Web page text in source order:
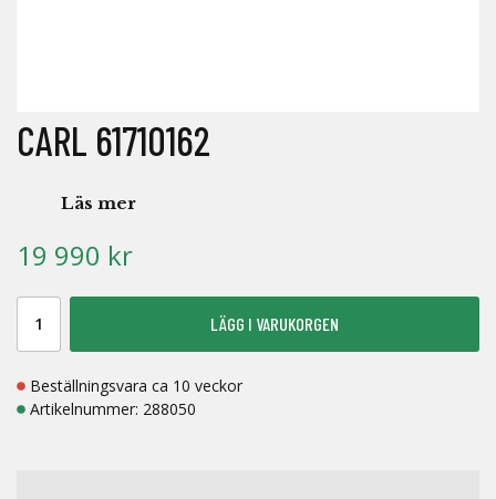
CARL 61710162
Läs mer
19 990 kr
LÄGG I VARUKORGEN
Beställningsvara ca 10 veckor
Artikelnummer: 288050